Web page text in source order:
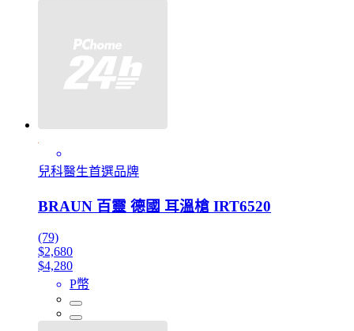
兒科醫生首選品牌
BRAUN 百靈 德國 耳溫槍 IRT6520
(79)
$2,680
$4,280
P幣